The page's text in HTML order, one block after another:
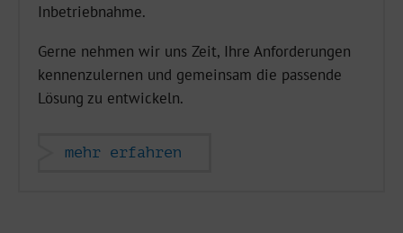
Inbetriebnahme.
Gerne nehmen wir uns Zeit, Ihre Anforderungen
kennenzulernen und gemeinsam die passende
Lösung zu entwickeln.
mehr erfahren